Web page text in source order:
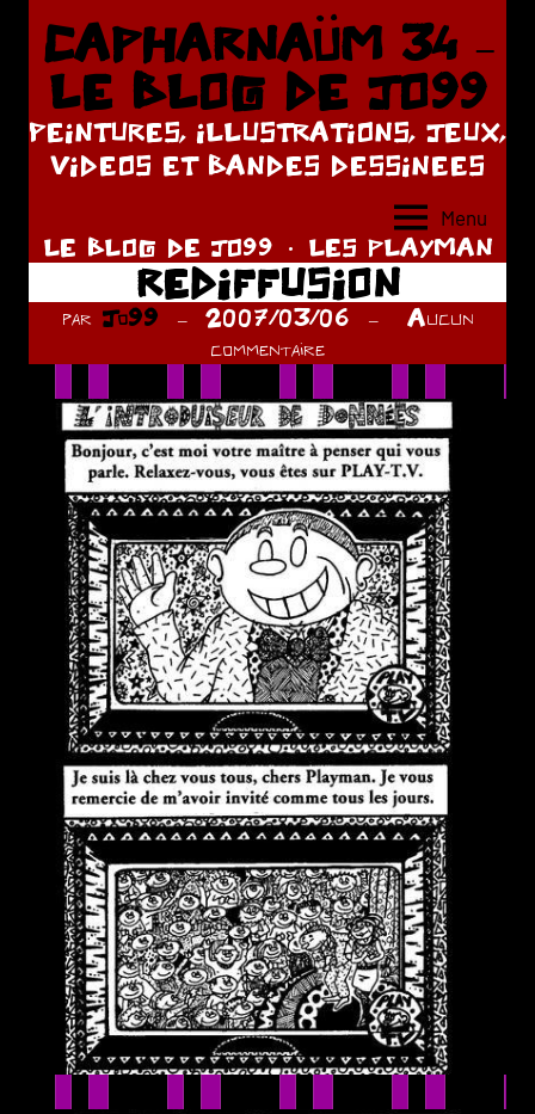
Aller
contenu
CAPHARNAÜM 34 –
LE BLOG DE JO99
PEINTURES, ILLUSTRATIONS, JEUX,
VIDEOS ET BANDES DESSINEES
Menu
LE BLOG DE JO99 LES PLAYMAN
REDIFFUSION
par Jo99 2007/03/06
Aucun
commentaire